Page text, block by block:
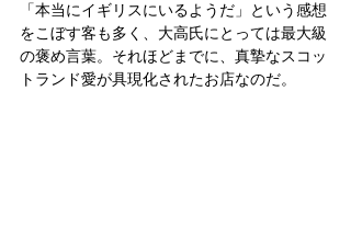
「本当にイギリスにいるようだ」という感想
をこぼす客も多く、大高氏にとっては最大級
の褒め言葉。それほどまでに、真摯なスコッ
トランド愛が具現化されたお店なのだ。